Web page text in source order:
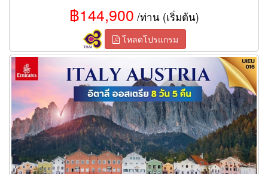
฿144,900 /ท่าน (เริ่มต้น)
โหลดโปรแกรม
ทัวร์อิตาลี ออสเตรีย 8วัน 5คืน